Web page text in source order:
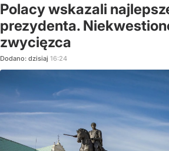
Polacy wskazali
prezydenta.
zwycięzca
Dodano: dzisiaj 16:24